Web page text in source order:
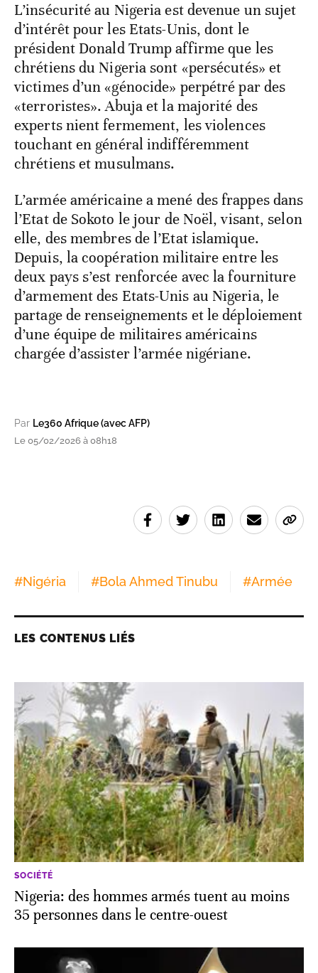
L’insécurité au Nigeria est devenue un sujet
d’intérêt pour les Etats-Unis, dont le
président Donald Trump affirme que les
chrétiens du Nigeria sont «persécutés» et
victimes d’un «génocide» perpétré par des
«terroristes». Abuja et la majorité des
experts nient fermement, les violences
touchant en général indifféremment
chrétiens et musulmans.
L’armée américaine a mené des frappes dans
l’Etat de Sokoto le jour de Noël, visant, selon
elle, des membres de l’Etat islamique.
Depuis, la coopération militaire entre les
deux pays s’est renforcée avec la fourniture
d’armement des Etats-Unis au Nigeria, le
partage de renseignements et le déploiement
d’une équipe de militaires américains
chargée d’assister l’armée nigériane.
Par Le360 Afrique (avec AFP)
Le 05/02/2026 à 08h18
#Nigéria #Bola Ahmed Tinubu #Armée
LES CONTENUS LIÉS
SOCIÉTÉ
Nigeria: des hommes armés tuent au moins
35 personnes dans le centre-ouest